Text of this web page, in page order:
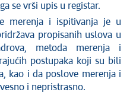
se vrši upis u registar.
merenja i ispitivanja je u
propisanih uslova u
metoda merenja i
postupaka koji su bili
kao i da poslove merenja i
i nepristrasno.